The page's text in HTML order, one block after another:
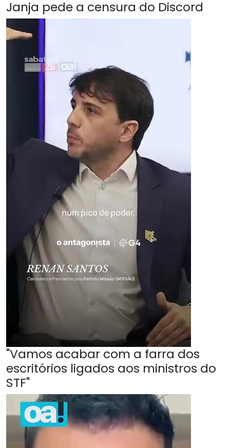
Janja pede a censura do Discord
"Vamos acabar com a farra dos
escritórios ligados aos ministros do
STF"